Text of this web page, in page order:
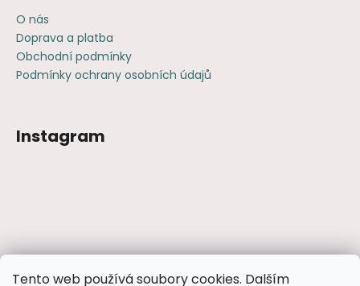
Tento web používá soubory cookies. Dalším
O nás
Doprava a platba
Obchodní podmínky
Podmínky ochrany osobních údajů
Instagram